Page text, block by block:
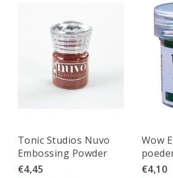
Tonic Studios Nuvo
Embossing Powder
Crimson Gloss
€4,45
Wow
€4,10